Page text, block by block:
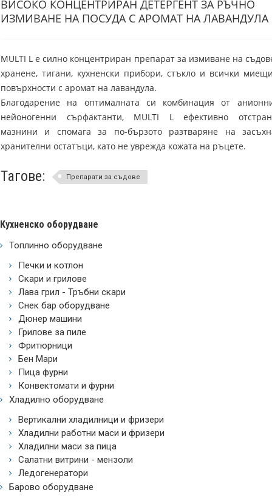
ВИСОКО КОНЦЕНТРИРАН ДЕТЕРГЕНТ ЗА РЪЧНО
ИЗМИВАНЕ НА ПОСУДА С АРОМАТ НА ЛАВАНДУЛА
MULTI L е силно концентриран препарат за измиване на
хранене, тигани, кухненски прибори, стъкло и всички
повърхности с аромат на лавандула.
Благодарение на оптималната си комбинация от
нейоногенни сърфактанти, MULTI L ефективно
мазнини и спомага за по-бързото разтваряне на
хранителни остатъци, като не уврежда кожата на ръцете.
Тагове: Препарати за съдове
Кухненско оборудване
Топлинно оборудване
Печки и котлон
Скари и грилове
Лава грил - Тръбни скари
Снек бар оборудване
Дюнер машини
Грилове за пиле
Фритюрници
Бен Мари
Пица фурни
Конвектомати и фурни
Хладилно оборудване
Вертикални хладилници и фризери
Хладилни работни маси и фризери
Хладилни маси за пица
Салатни витрини - мензоли
Ледогенератори
Барово оборудване